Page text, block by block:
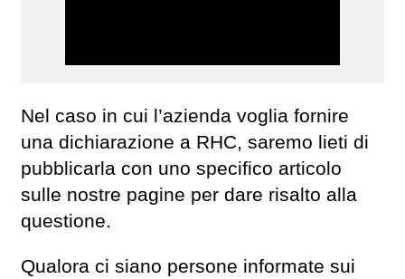
Nel caso in cui l’azienda voglia fornire
una dichiarazione a RHC, saremo lieti di
pubblicarla con uno specifico articolo
sulle nostre pagine per dare risalto alla
questione.
Qualora ci siano persone informate sui